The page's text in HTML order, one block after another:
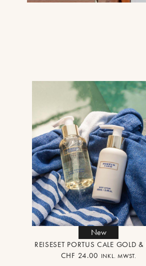
New
REISESET PORTUS CALE GOLD &
CHF 24.00 INKL. MWST.